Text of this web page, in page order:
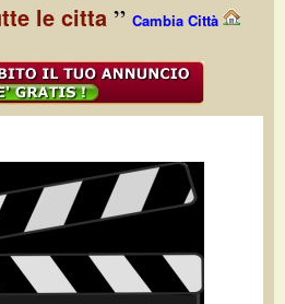
le citta Cambia Città